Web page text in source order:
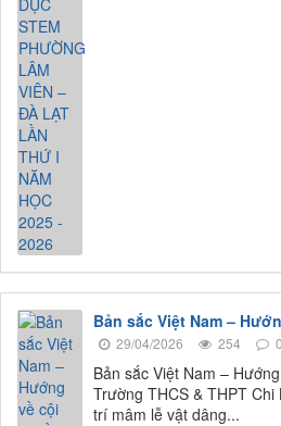
Bản sắc Việt Nam –
29/04/2026 254 0
Bản sắc Việt Nam –
Trường THCS & THPT
trí mâm lễ vật dâng...